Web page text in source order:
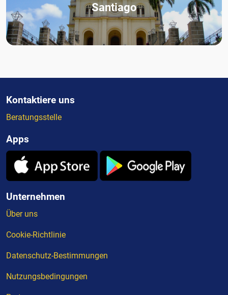
Santiago
Kontaktiere uns
Beratungsstelle
Apps
Unternehmen
Über uns
Cookie-Richtlinie
Datenschutz-Bestimmungen
Nutzungsbedingungen